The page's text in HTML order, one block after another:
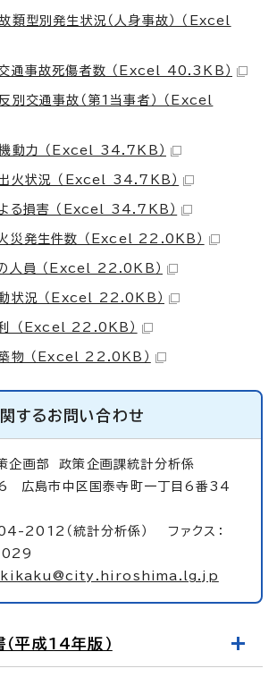
型別発生状況（人身事故） （Excel
事故死傷者数 （Excel 40.3KB）
交通事故（第1当事者） （Excel
動力 （Excel 34.7KB）
火状況 （Excel 34.7KB）
る損害 （Excel 34.7KB）
発生件数 （Excel 22.0KB）
人員 （Excel 22.0KB）
状況 （Excel 22.0KB）
（Excel 22.0KB）
物 （Excel 22.0KB）
するお問い合わせ
企画部政策企画課統計分析係
島市中区国泰寺町一丁目6番34
2012（統計分析係） ファクス：
平成14年版）